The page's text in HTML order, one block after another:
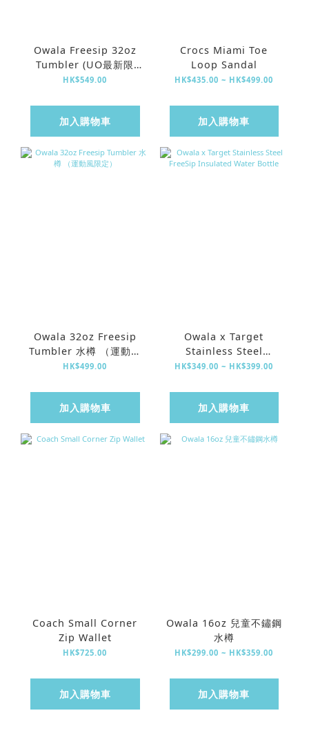
Owala Freesip 32oz
Tumbler (UO最新限
定）
HK$549.00
加入購物車
Crocs Miami Toe
Loop Sandal
HK$435.00 ~ HK$499.00
加入購物車
Owala 32oz Freesip
Tumbler 水樽 （運動風
限定）
HK$499.00
加入購物車
Owala x Target
Stainless Steel
FreeSip Insulated
HK$349.00 ~ HK$399.00
加入購物車
Coach Small Corner
Zip Wallet
HK$725.00
加入購物車
Owala 16oz 兒童不鏽鋼
水樽
HK$299.00 ~ HK$359.00
加入購物車